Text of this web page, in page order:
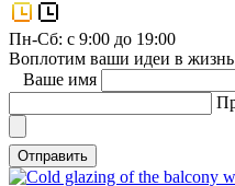
Пн-Сб: с 9:00 до 19:00
Воплотим ваши идеи в жизнь
Ваше имя
Отправить